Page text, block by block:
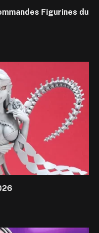
Figurines du